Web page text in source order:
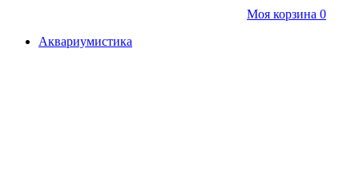
Моя корзина 0
Аквариумистика